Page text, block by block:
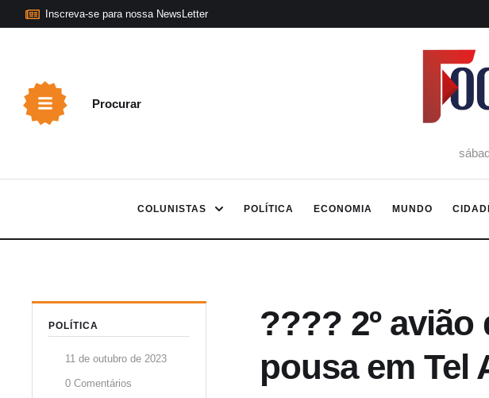
Inscreva-se para nossa NewsLetter
Procurar
COLUNISTAS POLÍTICA ECONOMIA MUNDO
POLÍTICA
11 de outubro de 2023
0 Comentários
???? 2º
pousa em Tel